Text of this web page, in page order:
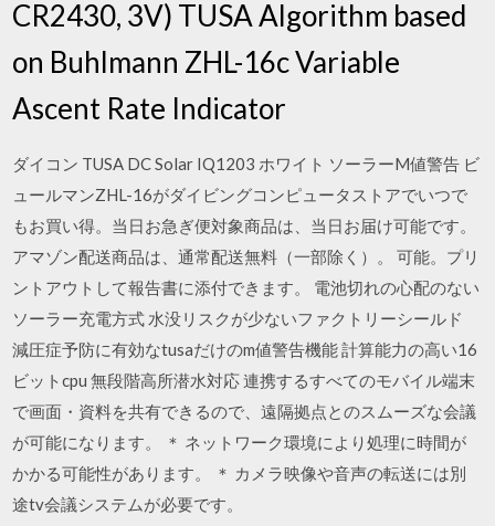
CR2430, 3V) TUSA Algorithm based
on Buhlmann ZHL-16c Variable
Ascent Rate Indicator
ダイコン TUSA DC Solar IQ1203 ホワイト ソーラーM値警告 ビ
ュールマンZHL-16がダイビングコンピュータストアでいつで
もお買い得。当日お急ぎ便対象商品は、当日お届け可能です。
アマゾン配送商品は、通常配送無料（一部除く）。 可能。プリ
ントアウトして報告書に添付できます。 電池切れの心配のない
ソーラー充電方式 水没リスクが少ないファクトリーシールド
減圧症予防に有効なtusaだけのm値警告機能 計算能力の高い16
ビットcpu 無段階高所潜水対応 連携するすべてのモバイル端末
で画面・資料を共有できるので、遠隔拠点とのスムーズな会議
が可能になります。 ＊ ネットワーク環境により処理に時間が
かかる可能性があります。 ＊ カメラ映像や音声の転送には別
途tv会議システムが必要です。